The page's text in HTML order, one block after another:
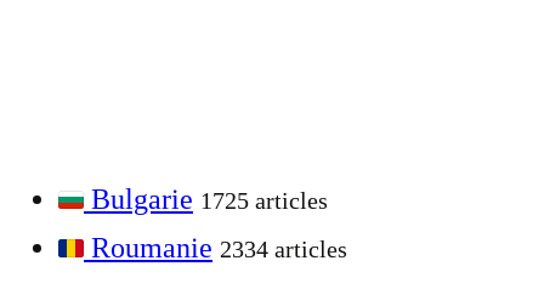
Bulgarie 1725 articles
Roumanie 2334 articles